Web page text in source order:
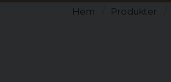
Hem Produkter